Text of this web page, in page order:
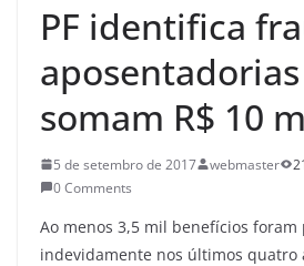
PF identifica
somam R$ 10
5 de setembro de 2017 webmaster
0 Comments
Ao menos 3,5 mil benefícios foram
indevidamente nos últimos quatro